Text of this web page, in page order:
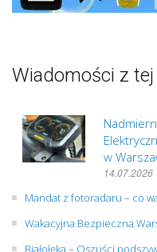
Wiadomości z
w
14.07.2026
Mandat z fotoradaru – co
Wakacyjna Bezpieczna
Białołęka – Oszuści